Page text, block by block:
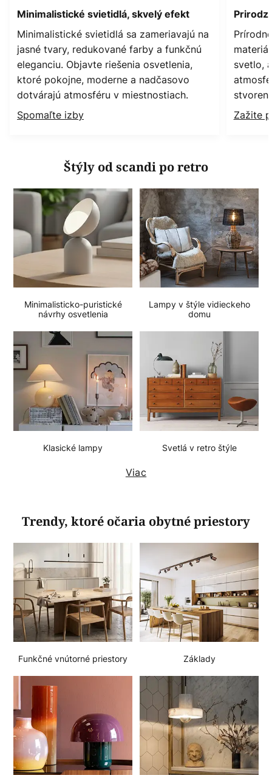
Minimalistické svietidlá, skvelý efekt
Minimalistické svietidlá sa zameriavajú na
jasné tvary, redukované farby a funkčnú
eleganciu. Objavte riešenia osvetlenia,
ktoré pokojne, moderne a nadčasovo
dotvárajú atmosféru v miestnostiach.
Spomaľte izby
svetlo,
Zažite
Štýly od scandi po retro
Minimalisticko-puristické
návrhy osvetlenia
Lampy v štýle vidieckeho
domu
Klasické lampy Svetlá v retro štýle
Viac
Trendy, ktoré očaria obytné priestory
Funkčné vnútorné priestory Základy